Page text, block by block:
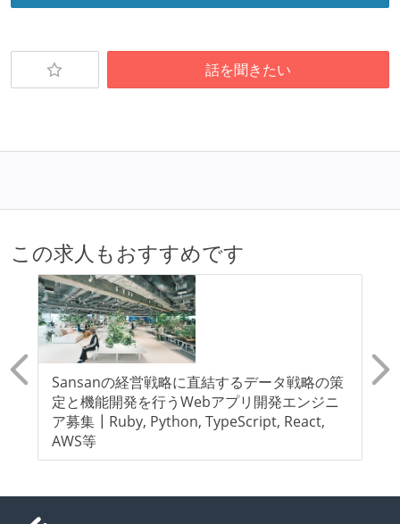
話を聞きたい
この求人もおすすめです
Sansanの経営戦略に直結するデータ戦略の策
定と機能開発を行うWebアプリ開発エンジニ
ア募集┃Ruby, Python, TypeScript, React,
AWS等